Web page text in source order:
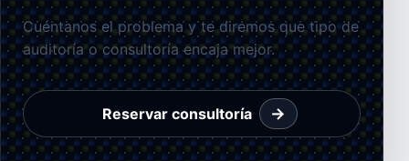
Cuéntanos el problema y te diremos que tipo de
auditoría o consultoría encaja mejor.
Reservar consultoría →